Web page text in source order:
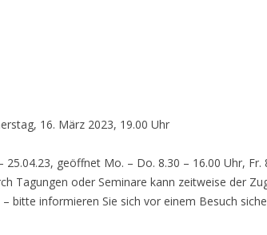
16. März 2023, 19.00 Uhr
25.04.23, geöffnet Mo. – Do. 8.30 – 16.00 Uhr, Fr.
Tagungen oder Seminare kann zeitweise der
bitte informieren Sie sich vor einem Besuch